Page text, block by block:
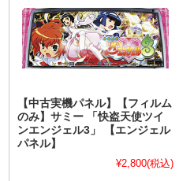
【中古実機パネル】【フィルム
のみ】サミー 「快盗天使ツイ
ンエンジェル3」 【エンジェル
パネル】
¥2,800(税込)